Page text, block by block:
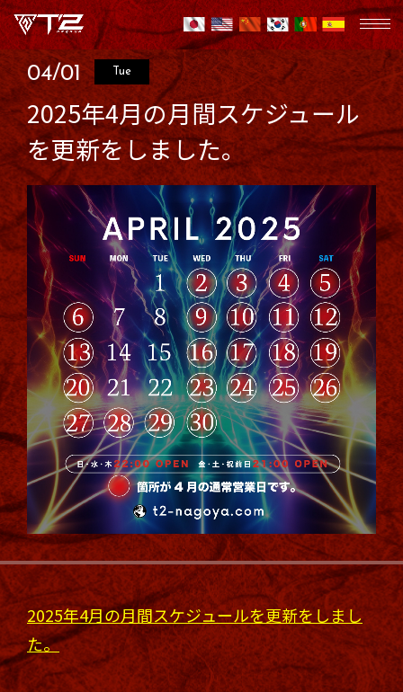
04/01 Tue
2025年4月の月間スケジュール
を更新をしました。
2025年4月の月間スケジュールを更新をしまし
た。